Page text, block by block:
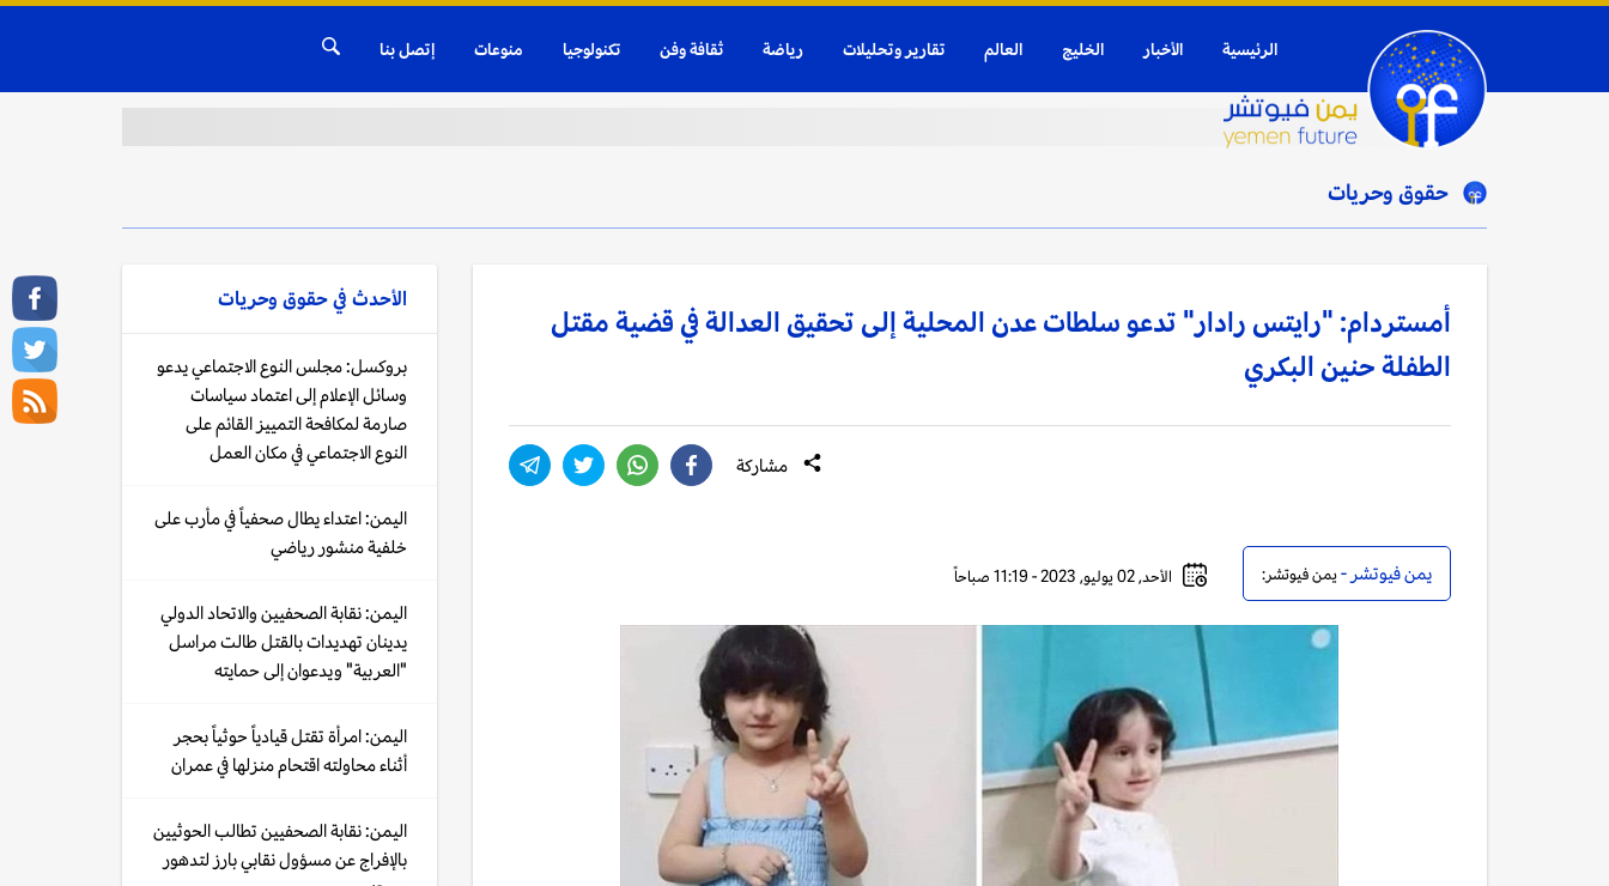
الرئيسية الأخبار الخليج العالم تقارير وتحليلات رياضة ثقافة وفن تكنولوجيا منوعات إتصل بنا
حقوق وحريات
أمستردام: "رايتس رادار" تدعو سلطات عدن المحلية إلى تحقيق العدالة في قضية مقتل
الطفلة حنين البكري
مشاركة
يمن فيوتشر -يمن فيوتشر: الأحد, 02 يوليو, 2023 - 11:19 صباحاً
الأحدث فيحقوق وحريات
بروكسل: مجلس النوع الاجتماعي يدعو
وسائل الإعلام إلى اعتماد سياسات
صارمة لمكافحة التمييز القائم على
النوع الاجتماعي في مكان العمل
اليمن: اعتداء يطال صحفياً في مأرب على
خلفية منشور رياضي
اليمن: نقابة الصحفيين والاتحاد الدولي
يدينان تهديدات بالقتل طالت مراسل
"العربية" ويدعوان إلى حمايته
اليمن: امرأة تقتل قيادياً حوثياً بحجر
أثناء محاولته اقتحام منزلها في عمران
اليمن: نقابة الصحفيين تطالب الحوثيين
بالإفراج عن مسؤول نقابي بارز لتدهور